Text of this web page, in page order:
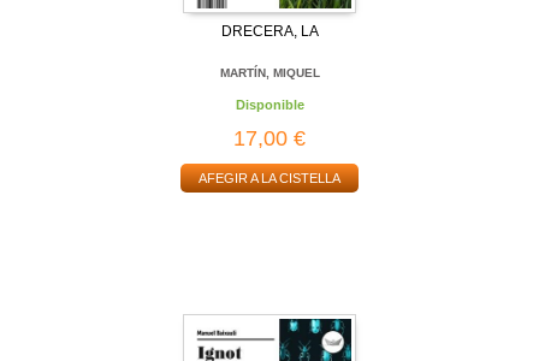
DRECERA, LA
MARTÍN, MIQUEL
Disponible
17,00 €
AFEGIR A LA CISTELLA